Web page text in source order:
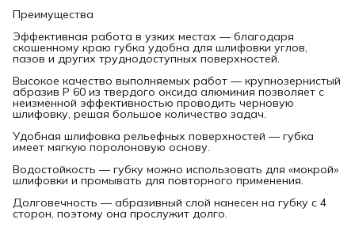
Преимущества
Эффективная работа в узких местах — благодаря
скошенному краю губка удобна для шлифовки углов,
пазов и других труднодоступных поверхностей.
Высокое качество выполняемых работ — крупнозернистый
абразив P 60 из твердого оксида алюминия позволяет с
неизменной эффективностью проводить черновую
шлифовку, решая большое количество задач.
Удобная шлифовка рельефных поверхностей — губка
имеет мягкую поролоновую основу.
Водостойкость — губку можно использовать для «мокрой»
шлифовки и промывать для повторного применения.
Долговечность — абразивный слой нанесен на губку с 4
сторон, поэтому она прослужит долго.